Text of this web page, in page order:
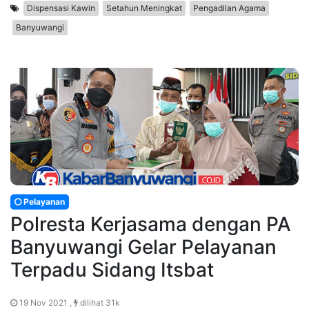
Dispensasi Kawin Setahun Meningkat
Pengadilan Agama
Banyuwangi
Pelayanan
Polresta Kerjasama dengan PA
Banyuwangi Gelar Pelayanan
Terpadu Sidang Itsbat
19 Nov 2021 , dilihat 31k